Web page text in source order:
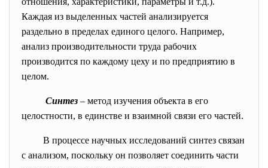
Каждая из выделенных частей анализируется
раздельно в пределах единого целого. Например,
анализ производительности труда рабочих
производится по каждому цеху и по предприятию в
целом.
Синтез – метод изучения объекта в его
целостности, в единстве и взаимной связи его частей.
В процессе научных исследований синтез связан
с анализом, поскольку он позволяет соединить части